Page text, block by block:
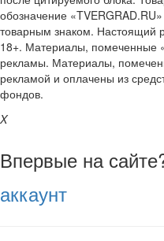
обозначение
товарным знаком. Настоящий
18+. Материалы, помеченные
рекламы. Материалы,
рекламой и оплачены из
фондов.
X
Впервые на
аккаунт